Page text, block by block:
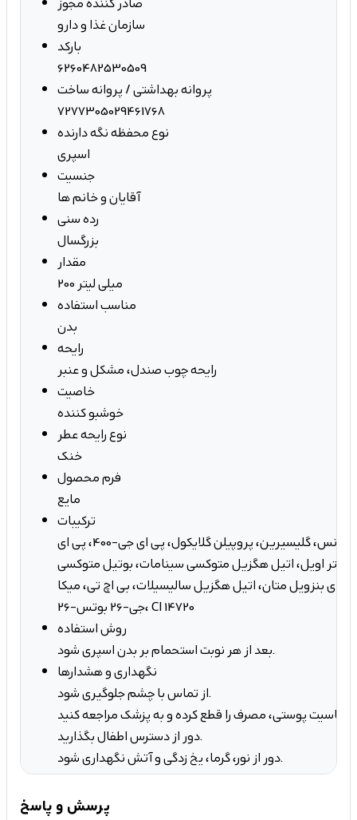
سازمان غذا و دارو
بارکد
6260482530509
پروانه بهداشتی / پروانه ساخت
7277305029461768
نوع محفظه نگه دارنده
اسپری
جنسیت
آقایان و خانم ها
رده سنی
بزرگسال
مقدار
200 میلی لیتر
مناسب استفاده
بدن
رایحه
رایحه چوب صندل، مشکل و عنبر
خاصیت
خوشبو کننده
نوع رایحه عطر
خنک
فرم محصول
مایع
ترکیبات
آب، الکل دنات، اسانس، گلیسیرین، پروپیلن گلایکول، پی ای جی-400، پی ای
کستر اویل، اتیل هگزیل متوکسی سینامات، بوتیل متوکسی
دی بنزویل متان، اتیل هگزیل سالیسیلات، بی اچ تی، میکا، CI 77891، پی پی
جی-26 بوتس-26، CI 14720
روش استفاده
بعد از هر نوبت استحمام بر بدن اسپری شود.
نگهداری و هشدارها
از تماس با چشم جلوگیری شود.
دور از دسترس اطفال بگذارید.
دور از نور، گرما، یخ زدگی و آتش نگهداری شود.
پرسش و پاسخ